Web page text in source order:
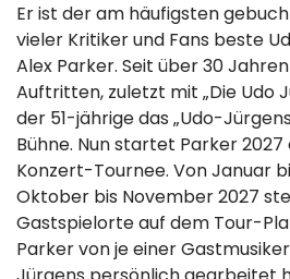
Er ist der am häufigsten
vieler Kritiker und Fans beste
Alex Parker. Seit über 30
Auftritten, zuletzt mit „Die Udo
der 51-jährige das „Udo-
Bühne. Nun startet Parker 2027
Konzert-Tournee. Von Januar
Oktober bis November 2027
Gastspielorte auf dem Tour-
Parker von je einer